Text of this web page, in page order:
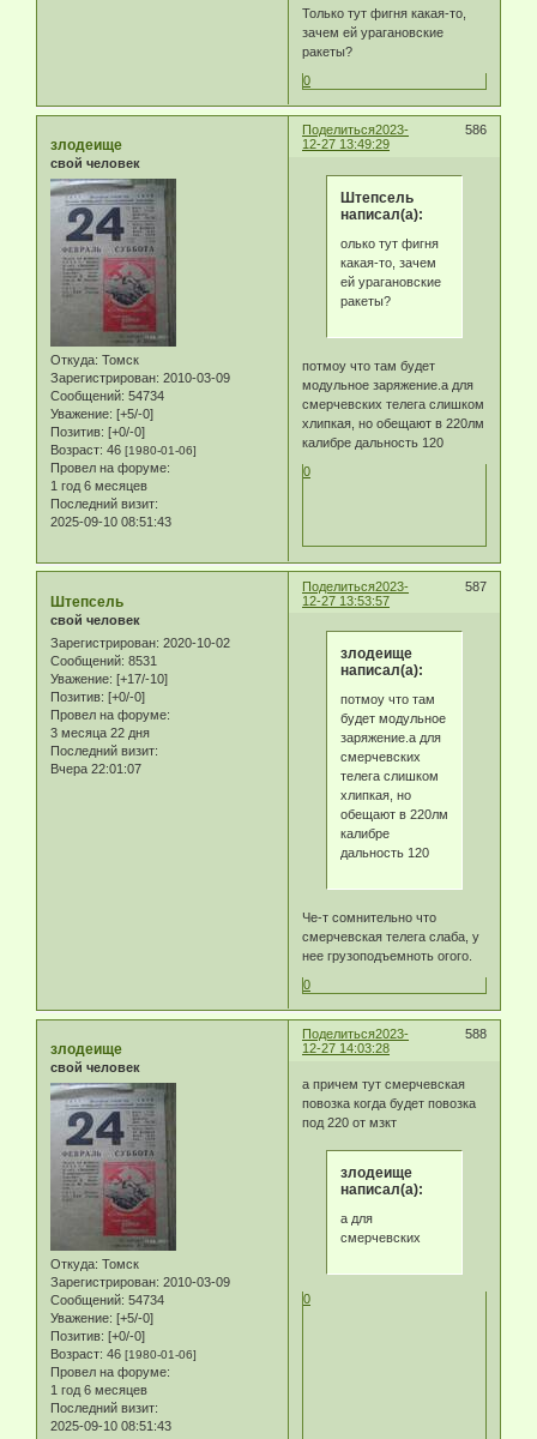
Только тут фигня какая-то,
зачем ей урагановские
ракеты?
0
Поделиться 586
2023-
12-27 13:49:29
злодеище
свой человек
Откуда: Томск
Зарегистрирован: 2010-03-09
Сообщений: 54734
Уважение: [+5/-0]
Позитив: [+0/-0]
Возраст: 46 [1980-01-06]
Провел на форуме:
1 год 6 месяцев
Последний визит:
2025-09-10 08:51:43
Штепсель
написал(а):
олько тут фигня
какая-то, зачем
ей урагановские
ракеты?
потмоу что там будет
модульное заряжение.а для
смерчевских телега слишком
хлипкая, но обещают в 220лм
калибре дальность 120
0
Поделиться 587
2023-
12-27 13:53:57
Штепсель
свой человек
Зарегистрирован: 2020-10-02
Сообщений: 8531
Уважение: [+17/-10]
Позитив: [+0/-0]
Провел на форуме:
3 месяца 22 дня
Последний визит:
Вчера 22:01:07
злодеище
написал(а):
потмоу что там
будет модульное
заряжение.а для
смерчевских
телега слишком
хлипкая, но
обещают в 220лм
калибре
дальность 120
Че-т сомнительно что
смерчевская телега слаба, у
нее грузоподъемноть огого.
0
Поделиться 588
2023-
12-27 14:03:28
злодеище
свой человек
Откуда: Томск
Зарегистрирован: 2010-03-09
Сообщений: 54734
Уважение: [+5/-0]
Позитив: [+0/-0]
Возраст: 46 [1980-01-06]
Провел на форуме:
1 год 6 месяцев
Последний визит:
2025-09-10 08:51:43
а причем тут смерчевская
повозка когда будет повозка
под 220 от мзкт
злодеище
написал(а):
а для
смерчевских
0